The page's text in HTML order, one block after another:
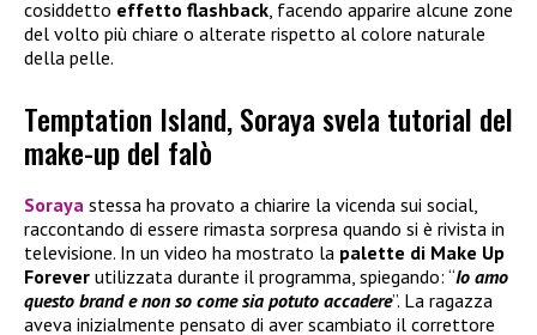
cosiddetto effetto flashback, facendo apparire alcune zone
del volto più chiare o alterate rispetto al colore naturale
della pelle.
Temptation Island, Soraya svela tutorial del
make-up del falò
Soraya stessa ha provato a chiarire la vicenda sui social,
raccontando di essere rimasta sorpresa quando si è rivista in
televisione. In un video ha mostrato la palette di Make Up
Forever utilizzata durante il programma, spiegando: “Io amo
questo brand e non so come sia potuto accadere”. La ragazza
aveva inizialmente pensato di aver scambiato il correttore